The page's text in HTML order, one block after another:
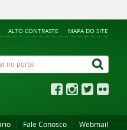
ALTO CONTRASTE MAPA DO SITE
Fale Conosco Webmail